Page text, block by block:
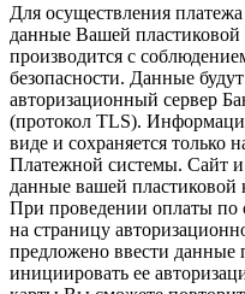
Для осуществления
данные Вашей пластиковой
производится с
безопасности. Данные
авторизационный сервер
(протокол TLS).
виде и сохраняется только
Платежной системы. Сайт и
данные вашей пластиковой
При проведении оплаты по
на страницу
предложено ввести данные
инициировать ее